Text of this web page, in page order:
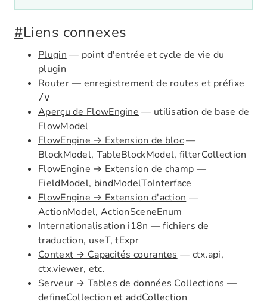
#Liens connexes
Plugin— point d'entrée et cycle de vie du
plugin
Router— enregistrement de routes et préfixe
/v
Aperçu de FlowEngine— utilisation de base de
FlowModel
FlowEngine → Extension de bloc—
BlockModel, TableBlockModel, filterCollection
FlowEngine → Extension de champ—
FieldModel, bindModelToInterface
FlowEngine → Extension d'action—
ActionModel, ActionSceneEnum
Internationalisation i18n— fichiers de
traduction, useT, tExpr
Context → Capacités courantes— ctx.api,
ctx.viewer, etc.
Serveur → Tables de données Collections—
defineCollection et addCollection